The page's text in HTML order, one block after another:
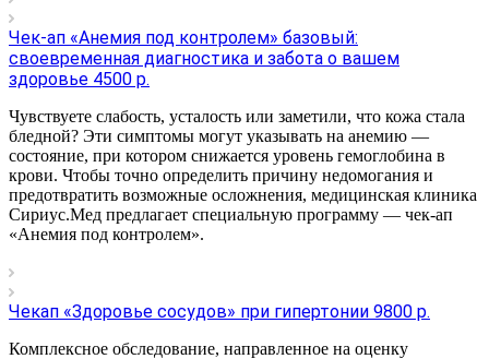
Чек-ап «Анемия под контролем» базовый:
своевременная диагностика и забота о вашем
здоровье 4500 р.
Чувствуете слабость, усталость или заметили, что кожа стала
бледной? Эти симптомы могут указывать на анемию —
состояние, при котором снижается уровень гемоглобина в
крови. Чтобы точно определить причину недомогания и
предотвратить возможные осложнения, медицинская клиника
Сириус.Мед предлагает специальную программу — чек-ап
«Анемия под контролем».
Чекап «Здоровье сосудов» при гипертонии 9800 р.
Комплексное обследование, направленное на оценку